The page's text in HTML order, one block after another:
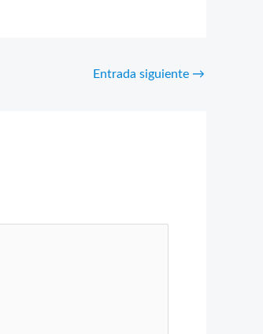
Entrada siguiente →